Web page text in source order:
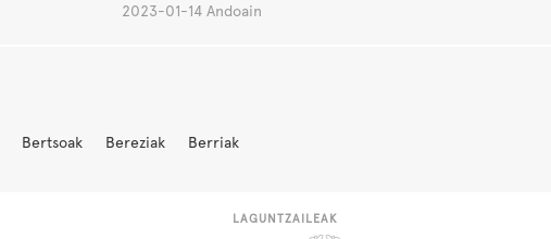
2023-01-14 Andoain
Bertsoak Bereziak Berriak
LAGUNTZAILEAK